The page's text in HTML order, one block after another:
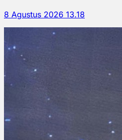
8 Agustus 2026 13.18